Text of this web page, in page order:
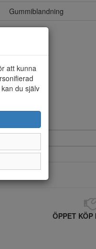
Gummiblandning
Mesh
ÖPPET
att kunna
du själv